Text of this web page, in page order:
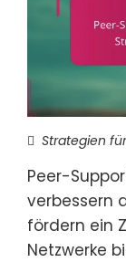
Strategien
Peer-
verbessern
fördern ein
Netzwerke